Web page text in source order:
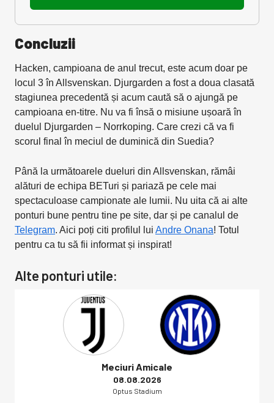
Concluzii
Hacken, campioana de anul trecut, este acum doar pe
locul 3 în Allsvenskan. Djurgarden a fost a doua clasată
stagiunea precedentă și acum caută să o ajungă pe
campioana en-titre. Nu va fi însă o misiune ușoară în
duelul Djurgarden – Norrkoping. Care crezi că va fi
scorul final în meciul de duminică din Suedia?
Până la următoarele dueluri din Allsvenskan, rămâi
alături de echipa BETuri și pariază pe cele mai
spectaculoase campionate ale lumii. Nu uita că ai alte
ponturi bune pentru tine pe site, dar și pe canalul de
Telegram. Aici poți citi profilul lui Andre Onana! Totul
pentru ca tu să fii informat și inspirat!
Alte ponturi utile:
Meciuri Amicale
08.08.2026
Optus Stadium